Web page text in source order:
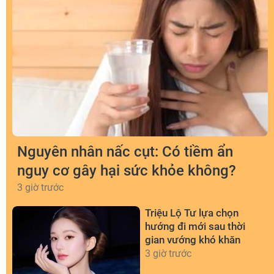
Nguyên nhân nấc cụt: Có tiềm ẩn
nguy cơ gây hại sức khỏe không?
3 giờ trước
Triệu Lộ Tư lựa chọn
hướng đi mới sau thời
gian vướng khó khăn
3 giờ trước